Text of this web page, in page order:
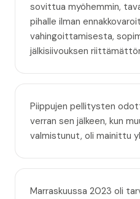
sovittua myöhemmin,
pihalle ilman
vahingoittamisesta,
jälkisiivouksen
Piippujen pellitysten
verran sen jälkeen, kun
valmistunut, oli mainittu
Marraskuussa 2023 oli